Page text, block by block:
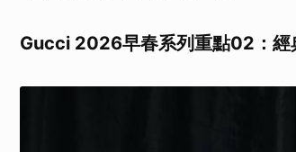
Gucci 2026早春系列重點02：經